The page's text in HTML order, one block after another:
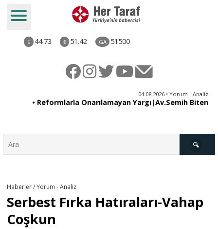
$ 44.73 € 51.42 GA 51500
04.08.2026 • Yorum - Analiz
• Reformlarla Onarılamayan Yargı|Av.Semih Biten
Haberler / Yorum - Analiz
Serbest Fırka Hatıraları-Vahap
Coşkun